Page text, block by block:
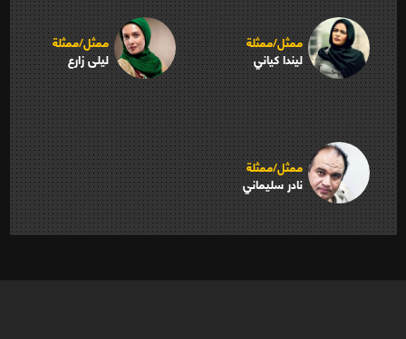
ممثل/ممثلة
ليندا كياني
ممثل/ممثلة
ليلى زارع
ممثل/ممثلة
نادر سليماني